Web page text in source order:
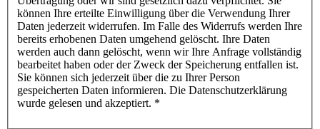
können Ihre erteilte Einwilligung über die Verwendung Ihrer
Daten jederzeit widerrufen. Im Falle des Widerrufs werden Ihre
bereits erhobenen Daten umgehend gelöscht. Ihre Daten
werden auch dann gelöscht, wenn wir Ihre Anfrage vollständig
bearbeitet haben oder der Zweck der Speicherung entfallen ist.
Sie können sich jederzeit über die zu Ihrer Person
gespeicherten Daten informieren. Die Datenschutzerklärung
wurde gelesen und akzeptiert. *